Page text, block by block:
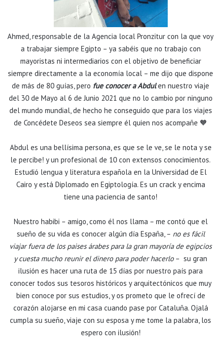
Ahmed, responsable de la Agencia local Pronzitur con la que voy
a trabajar siempre Egipto – ya sabéis que no trabajo con
mayoristas ni intermediarios con el objetivo de beneficiar
siempre directamente a la economía local – me dijo que dispone
de más de 80 guías, pero fue conocer a Abdulen nuestro viaje
del 30 de Mayo al 6 de Junio 2021 que no lo cambio por ninguno
del mundo mundial, de hecho he conseguido que para los viajes
de Concédete Deseos sea siempre él quien nos acompañe 🧡
Abdul es una bellísima persona, es que se le ve, se le nota y se
le percibe! y un profesional de 10 con extensos conocimientos.
Estudió lengua y literatura española en la Universidad de El
Cairo y está Diplomado en Egiptología. Es un crack y encima
tiene una paciencia de santo!
Nuestro habibi – amigo, como él nos llama – me contó que el
sueño de su vida es conocer algún día España, – no es fácil
viajar fuera de los paises árabes para la gran mayoría de egipcios
y cuesta mucho reunir el dinero para poder hacerlo– su gran
ilusión es hacer una ruta de 15 días por nuestro país para
conocer todos sus tesoros históricos y arquitectónicos que muy
bien conoce por sus estudios, y os prometo que le ofrecí de
corazón alojarse en mi casa cuando pase por Cataluña. Ojalá
cumpla su sueño, viaje con su esposa y me tome la palabra, los
espero con ilusión!